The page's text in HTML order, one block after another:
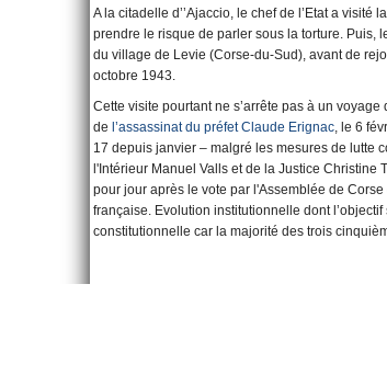
A la citadelle d’’Ajaccio, le chef de l’Etat a
prendre le risque de parler sous la torture. Puis,
du village de Levie (Corse-du-Sud), avant de
octobre 1943.
Cette visite pourtant ne s’arrête pas à un
de l’assassinat du préfet Claude Erignac, le 6
17 depuis janvier – malgré les mesures de lutte
l'Intérieur Manuel Valls et de la Justice Christine
pour jour après le vote par l'Assemblée de
française. Evolution institutionnelle dont
constitutionnelle car la majorité des trois